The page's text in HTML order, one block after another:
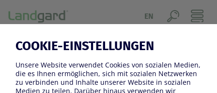
COOKIE-EINSTELLUNGEN
Unsere Website verwendet Cookies von sozialen Medien,
die es Ihnen ermöglichen, sich mit sozialen Netzwerken
zu verbinden und Inhalte unserer Website in sozialen
Medien zu teilen. Darüber hinaus verwenden wir
EN
Landgard ist Ihr Partner, wenn es um
Frische geht.
BLUMEN & PFLANZEN